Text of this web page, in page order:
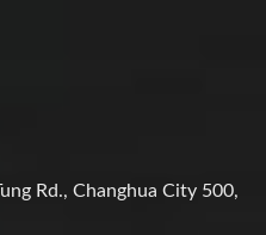
Rd., Changhua City 500,